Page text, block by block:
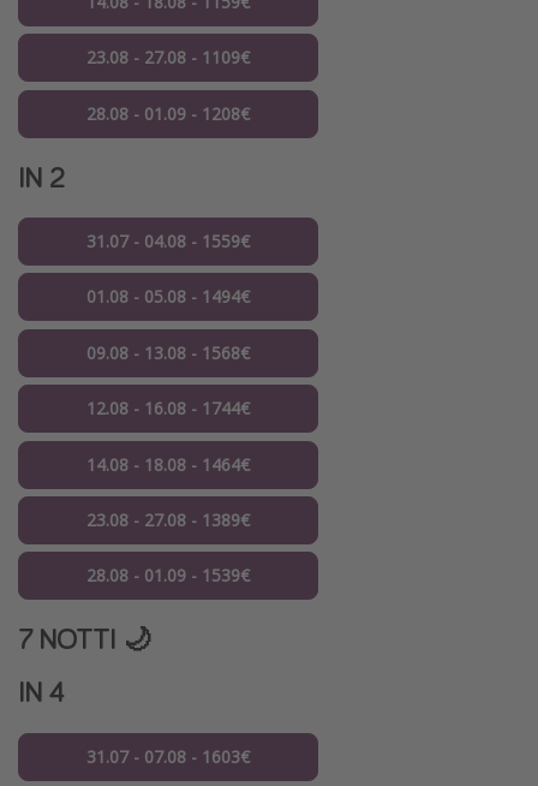
23.08 - 27.08 - 1109€
28.08 - 01.09 - 1208€
IN 2
31.07 - 04.08 - 1559€
01.08 - 05.08 - 1494€
09.08 - 13.08 - 1568€
12.08 - 16.08 - 1744€
14.08 - 18.08 - 1464€
23.08 - 27.08 - 1389€
28.08 - 01.09 - 1539€
7 NOTTI 🌙
IN 4
31.07 - 07.08 - 1603€